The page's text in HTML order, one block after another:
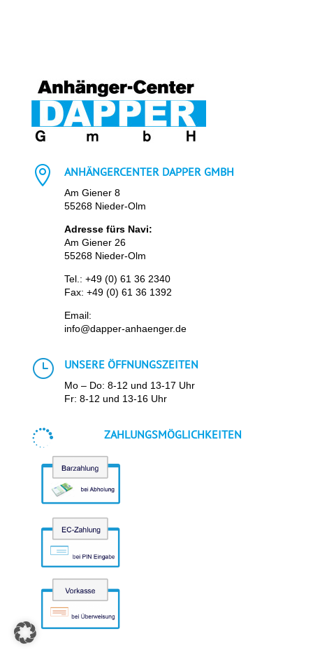
 ANHÄNGERCENTER DAPPER GMBH
Am Giener 8
55268 Nieder-Olm
Adresse fürs Navi:
Am Giener 26
55268 Nieder-Olm
Tel.: +49 (0) 61 36 2340
Fax: +49 (0) 61 36 1392
Email:
info@dapper-anhaenger.de
} UNSERE ÖFFNUNGSZEITEN
Mo – Do: 8-12 und 13-17 Uhr
Fr: 8-12 und 13-16 Uhr
 ZAHLUNGSMÖGLICHKEITEN